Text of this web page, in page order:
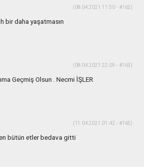
(08.04.2021 11:50 - #162)
bir daha yaşatmasın
(08.04.2021 22:09 - #163)
Geçmiş Olsun . Necmi İŞLER
(11.04.2021 01:42 - #165)
bütün etler bedava gitti